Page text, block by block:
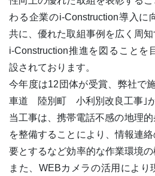
わる企業のi-Construction導入に
共に、優れた取組事例を広く周
i-Construction推進を図ることを
設されております。
今年度は12団体が受賞、弊社で
車道 陸別町 小利別改良工事｣が
当工事は、携帯電話不感の地理
を整備することにより、情報連
要とするなど効率的な作業環境の
また、WEBカメラの活用により